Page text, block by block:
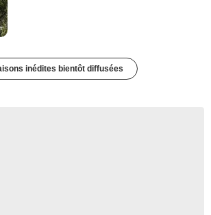
inédites bientôt diffusées